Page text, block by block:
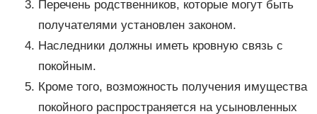
Перечень родственников, которые могут быть
получателями установлен законом.
Наследники должны иметь кровную связь с
покойным.
Кроме того, возможность получения имущества
покойного распространяется на усыновленных